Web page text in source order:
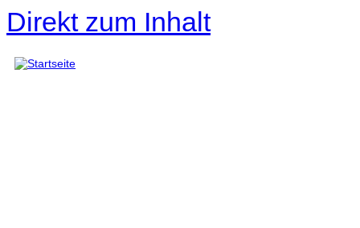
Direkt zum Inhalt